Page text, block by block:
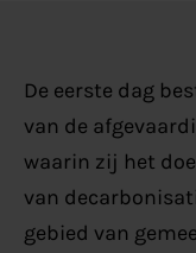
De eerste dag
van de
waarin zij het
van
gebied van